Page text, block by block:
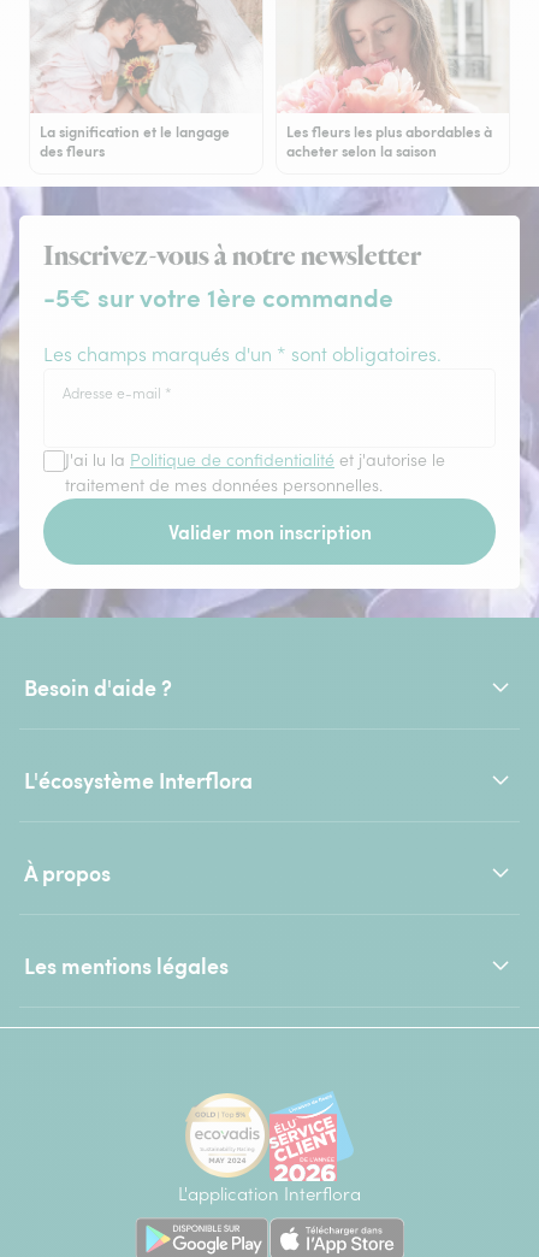
La signification et le langage
des fleurs
Les fleurs les plus abordables à
acheter selon la saison
Inscrivez-vous à notre newsletter
-5€ sur votre 1ère commande
Les champs marqués d'un * sont obligatoires.
Adresse e-mail *
J'ai lu la Politique de confidentialité et j'autorise le
traitement de mes données personnelles.
Valider mon inscription
Besoin d'aide ?
L'écosystème Interflora
À propos
Les mentions légales
L'application Interflora